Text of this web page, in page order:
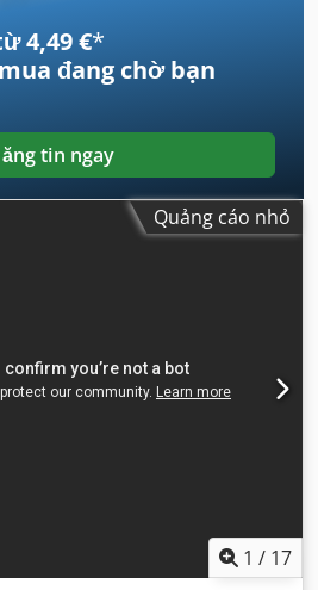
4,49 €*
đang chờ bạn
tin ngay
Quảng cáo nhỏ
1 / 17